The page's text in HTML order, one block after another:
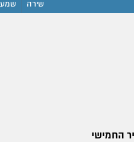
שירה שמע
החמישי